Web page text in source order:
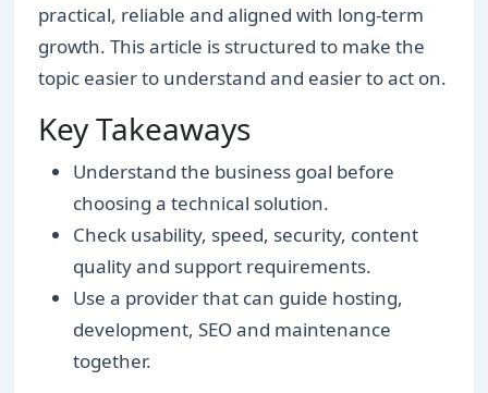
practical, reliable and aligned with long-term
growth. This article is structured to make the
topic easier to understand and easier to act on.
Key Takeaways
Understand the business goal before
choosing a technical solution.
Check usability, speed, security, content
quality and support requirements.
Use a provider that can guide hosting,
development, SEO and maintenance
together.